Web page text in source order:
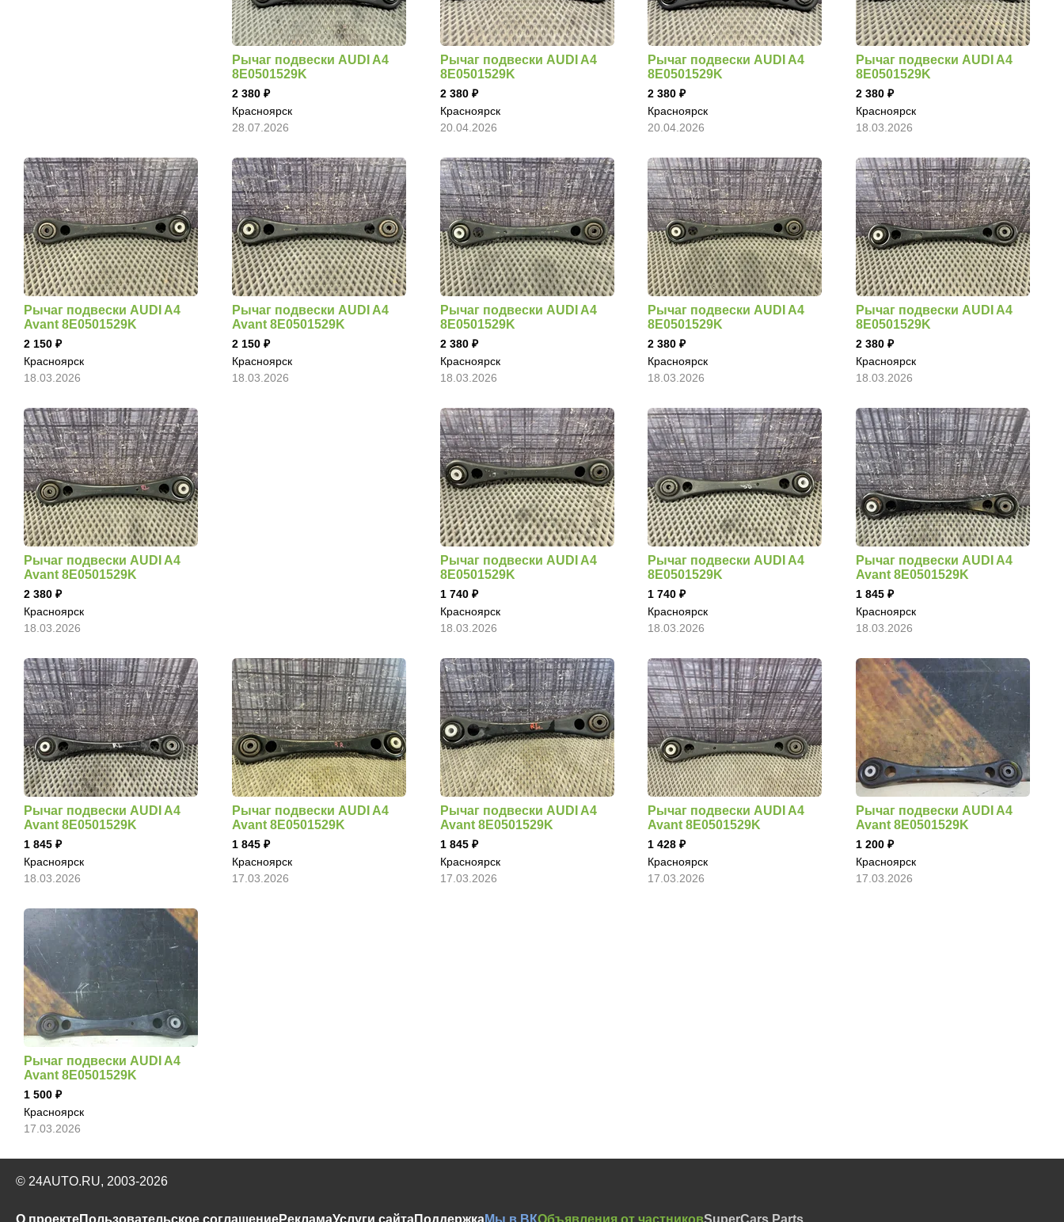
Рычаг подвески AUDI A4
8E0501529K
2 380
Красноярск
28.07.2026
Рычаг подвески AUDI A4
8E0501529K
2 380
Красноярск
20.04.2026
Рычаг подвески AUDI A4
8E0501529K
2 380
Красноярск
20.04.2026
Рычаг подвески AUDI A4
8E0501529K
2 380
Красноярск
18.03.2026
Рычаг подвески AUDI A4
Avant 8E0501529K
2 150
Красноярск
18.03.2026
Рычаг подвески AUDI A4
Avant 8E0501529K
2 150
Красноярск
18.03.2026
Рычаг подвески AUDI A4
8E0501529K
2 380
Красноярск
18.03.2026
Рычаг подвески AUDI A4
8E0501529K
2 380
Красноярск
18.03.2026
Рычаг подвески AUDI A4
8E0501529K
2 380
Красноярск
18.03.2026
Рычаг подвески AUDI A4
Avant 8E0501529K
2 380
Красноярск
18.03.2026
Рычаг подвески AUDI A4
8E0501529K
1 740
Красноярск
18.03.2026
Рычаг подвески AUDI A4
8E0501529K
1 740
Красноярск
18.03.2026
Рычаг подвески AUDI A4
Avant 8E0501529K
1 845
Красноярск
18.03.2026
Рычаг подвески AUDI A4
Avant 8E0501529K
1 845
Красноярск
18.03.2026
Рычаг подвески AUDI A4
Avant 8E0501529K
1 845
Красноярск
17.03.2026
Рычаг подвески AUDI A4
Avant 8E0501529K
1 845
Красноярск
17.03.2026
Рычаг подвески AUDI A4
Avant 8E0501529K
1 428
Красноярск
17.03.2026
Рычаг подвески AUDI A4
Avant 8E0501529K
1 200
Красноярск
17.03.2026
Рычаг подвески AUDI A4
Avant 8E0501529K
1 500
Красноярск
17.03.2026
© 24AUTO.RU, 2003-2026